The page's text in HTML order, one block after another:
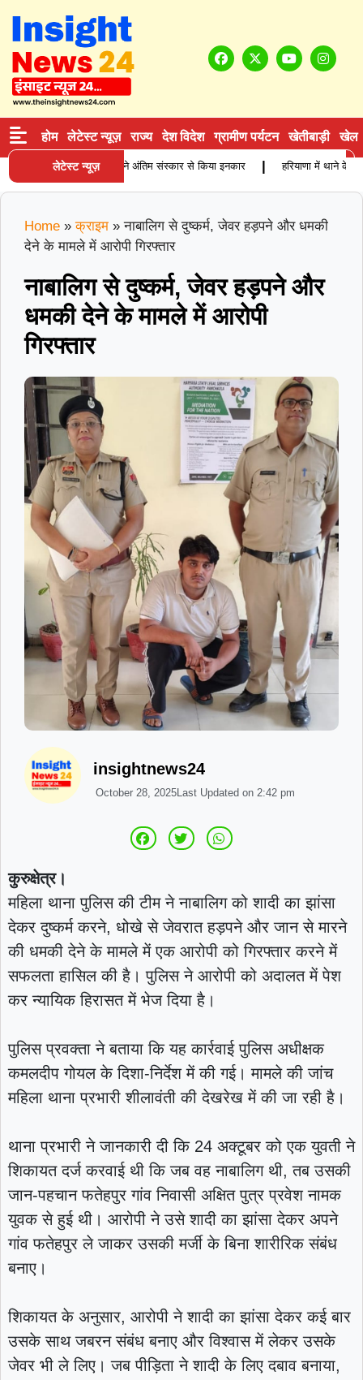
होम लेटेस्ट न्यूज़ राज्य देश विदेश ग्रामीण पर्यटन खेतीबाड़ी खेल
लेटेस्ट न्यूज़
कारोबारी की मौत, बेटियों ने अंतिम संस्कार से किया इनकार | हरियाणा में थाने के
Home » क्राइम »नाबालिग से दुष्कर्म, जेवर हड़पने और धमकी
देने के मामले में आरोपी गिरफ्तार
नाबालिग से दुष्कर्म, जेवर हड़पने और
धमकी देने के मामले में आरोपी
गिरफ्तार
insightnews24
October 28, 2025Last Updated on 2:42 pm
कुरुक्षेत्र।
महिला थाना पुलिस की टीम ने नाबालिग को शादी का झांसा
देकर दुष्कर्म करने, धोखे से जेवरात हड़पने और जान से मारने
की धमकी देने के मामले में एक आरोपी को गिरफ्तार करने में
सफलता हासिल की है। पुलिस ने आरोपी को अदालत में पेश
कर न्यायिक हिरासत में भेज दिया है।
पुलिस प्रवक्ता ने बताया कि यह कार्रवाई पुलिस अधीक्षक
कमलदीप गोयल के दिशा-निर्देश में की गई। मामले की जांच
महिला थाना प्रभारी शीलावंती की देखरेख में की जा रही है।
थाना प्रभारी ने जानकारी दी कि 24 अक्टूबर को एक युवती ने
शिकायत दर्ज करवाई थी कि जब वह नाबालिग थी, तब उसकी
जान-पहचान फतेहपुर गांव निवासी अक्षित पुत्र प्रवेश नामक
युवक से हुई थी। आरोपी ने उसे शादी का झांसा देकर अपने
गांव फतेहपुर ले जाकर उसकी मर्जी के बिना शारीरिक संबंध
बनाए।
शिकायत के अनुसार, आरोपी ने शादी का झांसा देकर कई बार
उसके साथ जबरन संबंध बनाए और विश्वास में लेकर उसके
जेवर भी ले लिए। जब पीड़िता ने शादी के लिए दबाव बनाया,